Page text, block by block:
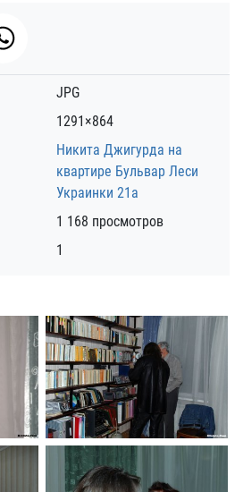
JPG
1291×864
Никита Джигурда на
квартире Бульвар Леси
Украинки 21а
1 168 просмотров
1